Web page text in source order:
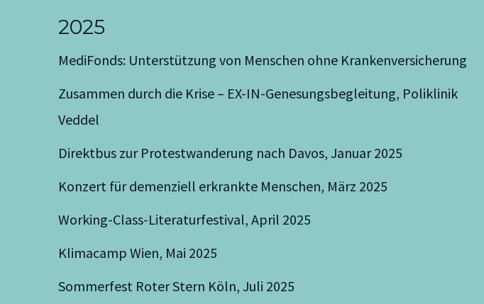
2025
MediFonds: Unterstützung von Menschen ohne Krankenversicherung
Zusammen durch die Krise – EX-IN-Genesungsbegleitung, Poliklinik
Veddel
Direktbus zur Protestwanderung nach Davos, Januar 2025
Konzert für demenziell erkrankte Menschen, März 2025
Working-Class-Literaturfestival, April 2025
Klimacamp Wien, Mai 2025
Sommerfest Roter Stern Köln, Juli 2025